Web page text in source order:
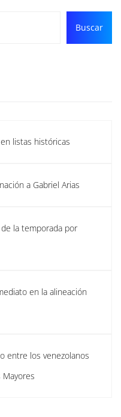
Buscar
listas históricas
a Gabriel Arias
la temporada por
en la alineación
entre los venezolanos